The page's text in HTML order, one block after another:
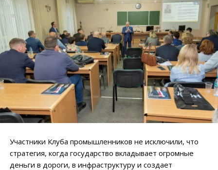
Участники Клуба промышленников не исключили, что
стратегия, когда государство вкладывает огромные
деньги в дороги, в инфраструктуру и создает